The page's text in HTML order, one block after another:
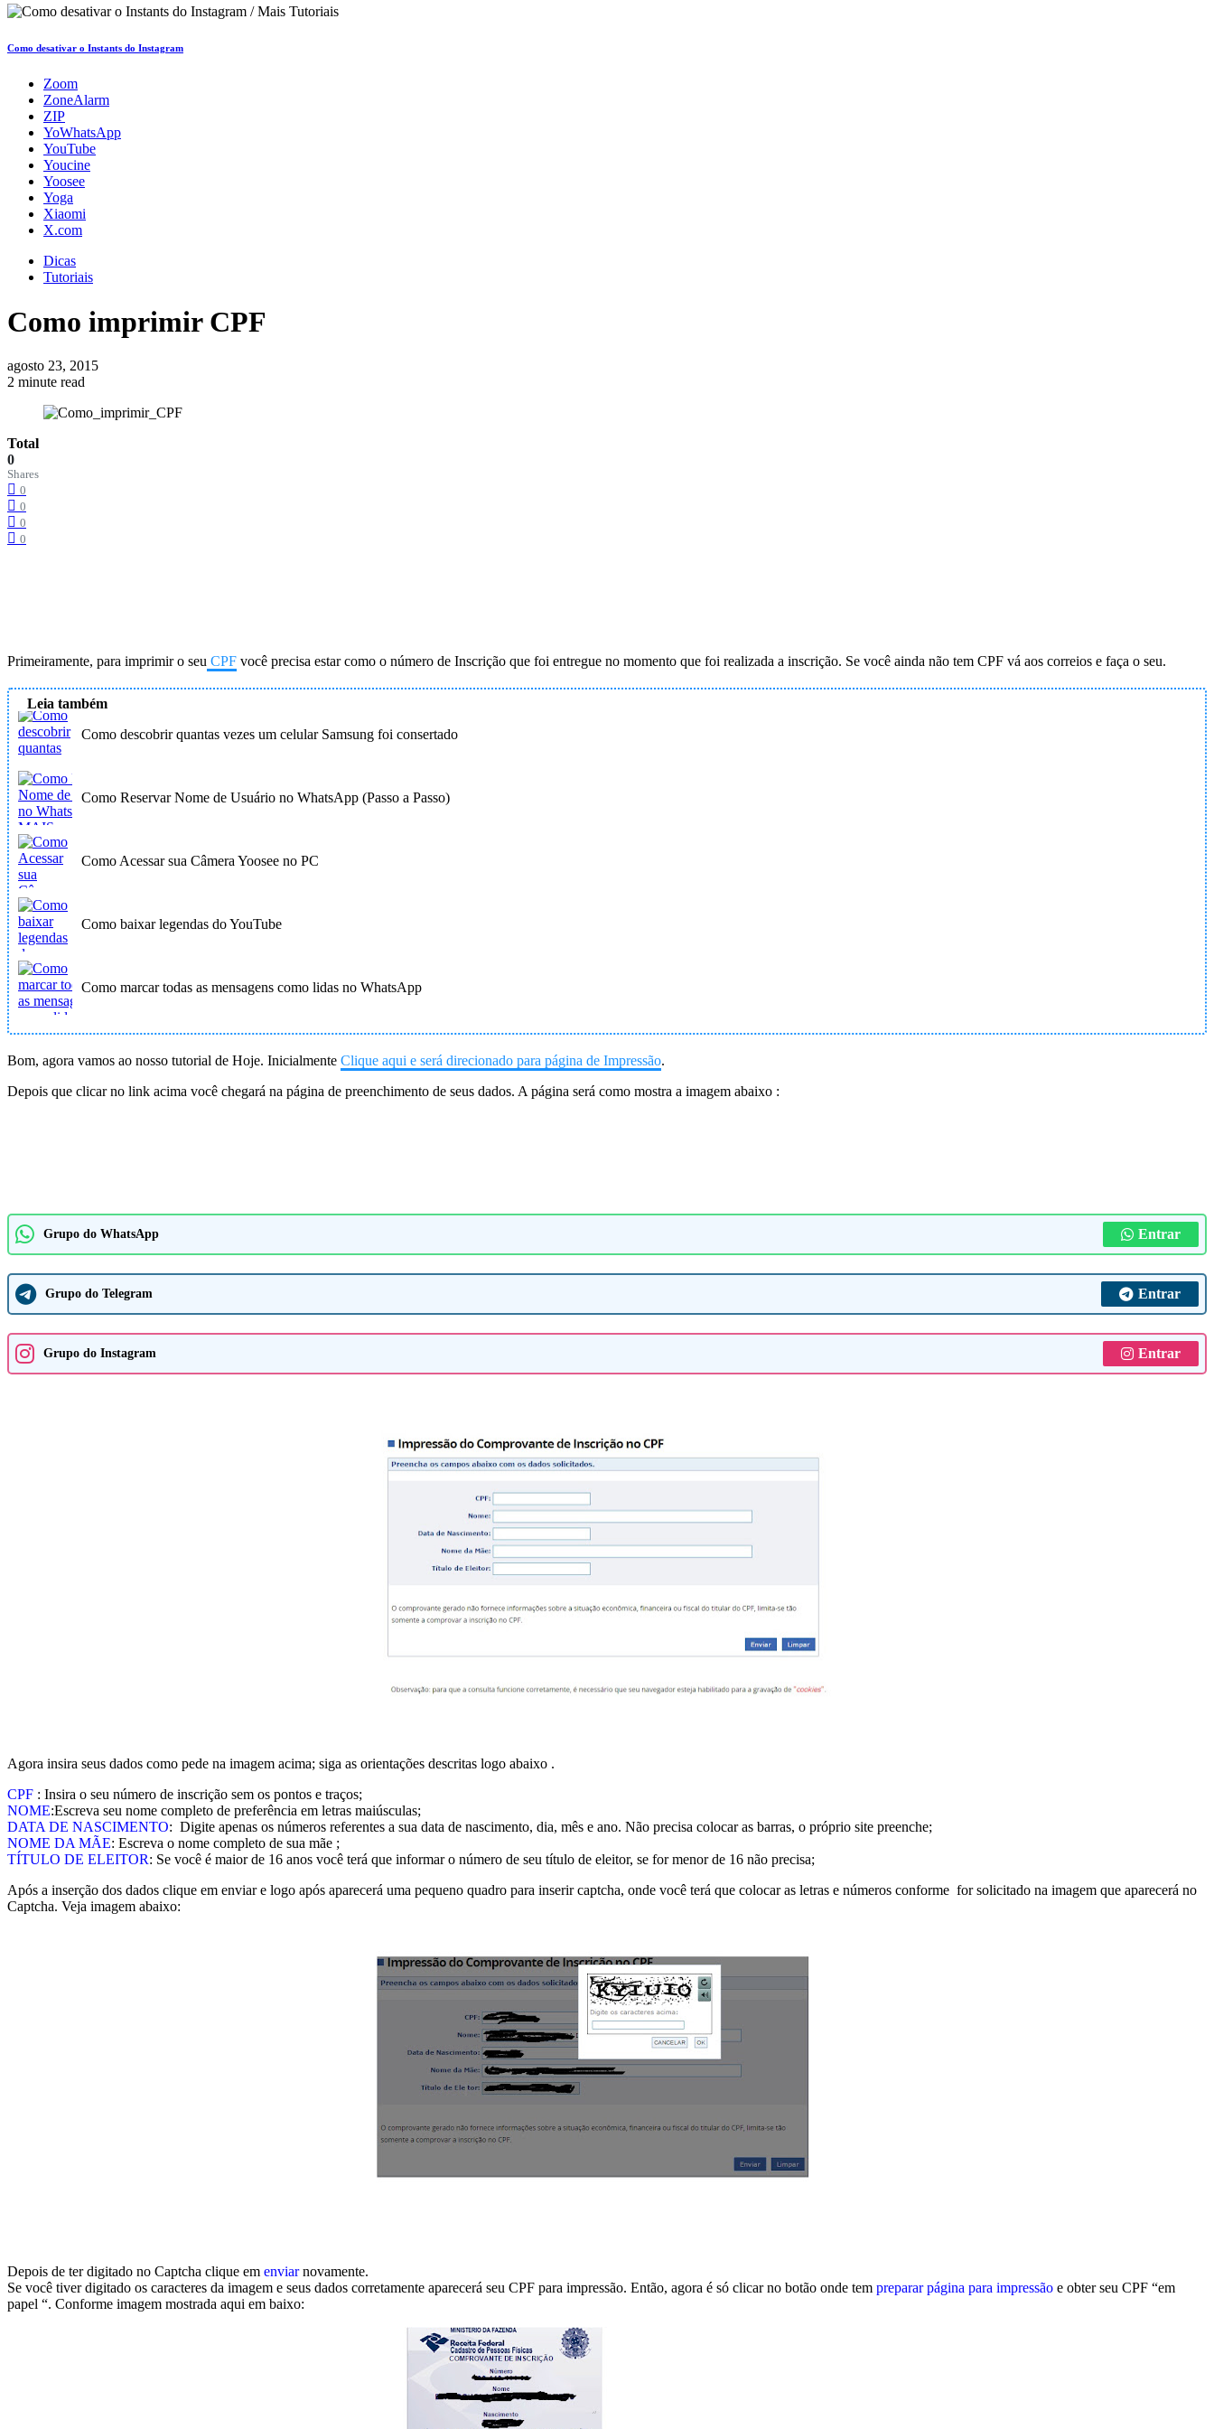
Como desativar o Instants do Instagram
Zoom
ZoneAlarm
ZIP
YoWhatsApp
YouTube
Youcine
Yoosee
Yoga
Xiaomi
X.com
Dicas
Tutoriais
Como imprimir CPF
agosto 23, 2015
2 minute read
Total
0
Shares
0
0
0
0
Primeiramente, para imprimir o seu CPF você precisa estar como o número de Inscrição que foi entregue no momento que foi realizada a inscrição. Se você ainda não tem CPF vá aos correios e faça o seu.
Leia também
Como descobrir quantas vezes um celular Samsung foi consertado
Como Reservar Nome de Usuário no WhatsApp (Passo a Passo)
Como Acessar sua Câmera Yoosee no PC
Como baixar legendas do YouTube
Como marcar todas as mensagens como lidas no WhatsApp
Bom, agora vamos ao nosso tutorial de Hoje. Inicialmente Clique aqui e será direcionado para página de Impressão.
Depois que clicar no link acima você chegará na página de preenchimento de seus dados. A página será como mostra a imagem abaixo :
Grupo do WhatsApp Entrar
Grupo do Telegram Entrar
Grupo do Instagram Entrar
Agora insira seus dados como pede na imagem acima; siga as orientações descritas logo abaixo .
CPF : Insira o seu número de inscrição sem os pontos e traços;
NOME:Escreva seu nome completo de preferência em letras maiúsculas;
DATA DE NASCIMENTO: Digite apenas os números referentes a sua data de nascimento, dia, mês e ano. Não precisa colocar as barras, o próprio site preenche;
NOME DA MÃE: Escreva o nome completo de sua mãe ;
TÍTULO DE ELEITOR: Se você é maior de 16 anos você terá que informar o número de seu título de eleitor, se for menor de 16 não precisa;
Após a inserção dos dados clique em enviar e logo após aparecerá uma pequeno quadro para inserir captcha, onde você terá que colocar as letras e números conforme for solicitado na imagem que aparecerá no
Captcha. Veja imagem abaixo:
Depois de ter digitado no Captcha clique em enviarnovamente.
Se você tiver digitado os caracteres da imagem e seus dados corretamente aparecerá seu CPF para impressão. Então, agora é só clicar no botão onde tem preparar página para impressão e obter seu CPF “em
papel “. Conforme imagem mostrada aqui em baixo: